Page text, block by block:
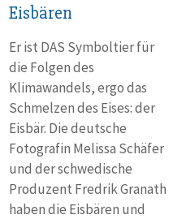
Eisbären
Er ist DAS Symboltier für
die Folgen des
Klimawandels, ergo das
Schmelzen des Eises: der
Eisbär. Die deutsche
Fotografin Melissa Schäfer
und der schwedische
Produzent Fredrik Granath
haben die Eisbären und